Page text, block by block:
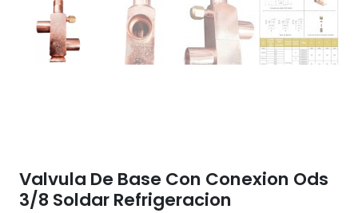
Valvula De Base Con Conexion Ods
3/8 Soldar Refrigeracion